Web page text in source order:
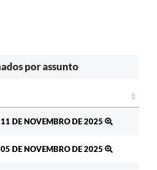
por assunto
DE NOVEMBRO DE 2025
DE NOVEMBRO DE 2025